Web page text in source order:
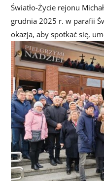
Światło-Życie rejonu
grudnia 2025 r. w parafii
okazja, aby spotkać się,